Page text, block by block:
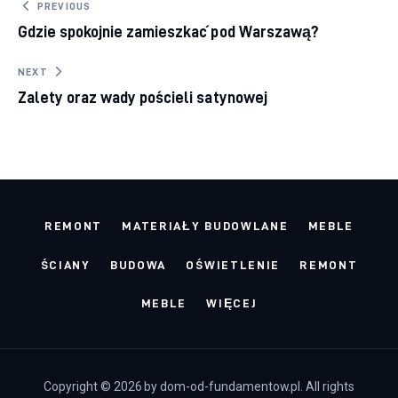
Nawigacja
wpisu
PREVIOUS
Gdzie spokojnie zamieszkać pod Warszawą?
NEXT
Zalety oraz wady pościeli satynowej
REMONT MATERIAŁY BUDOWLANE MEBLE
ŚCIANY BUDOWA OŚWIETLENIE REMONT
MEBLE WIĘCEJ
Copyright © 2026 by dom-od-fundamentow.pl. All rights